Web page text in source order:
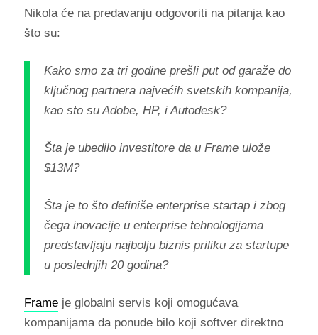
Nikola će na predavanju odgovoriti na pitanja kao
što su:
Kako smo za tri godine prešli put od garaže do
ključnog partnera najvećih svetskih kompanija,
kao sto su Adobe, HP, i Autodesk?
Šta je ubedilo investitore da u Frame ulože
$13M?
Šta je to što definiše enterprise startap i zbog
čega inovacije u enterprise tehnologijama
predstavljaju najbolju biznis priliku za startupe
u poslednjih 20 godina?
Frameje globalni servis koji omogućava
kompanijama da ponude bilo koji softver direktno